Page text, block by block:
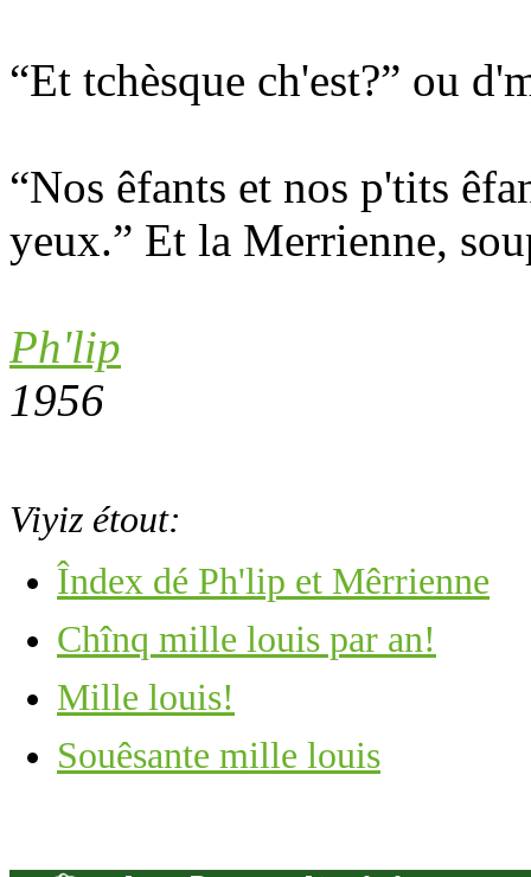
“Et tchèsque ch'est?” ou
“Nos êfants et nos p'tits
yeux.” Et la Merrienne,
Ph'lip
1956
Viyiz étout:
Îndex dé Ph'lip et Mêrrienne
Chînq mille louis par an!
Mille louis!
Souêsante mille louis